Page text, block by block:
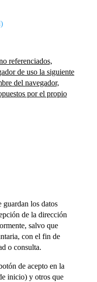
referenciados,
de uso la siguiente
del navegador,
por el propio
guardan los datos
de la dirección
salvo que
con el fin de
o consulta.
de acepto en la
inicio) y otros que